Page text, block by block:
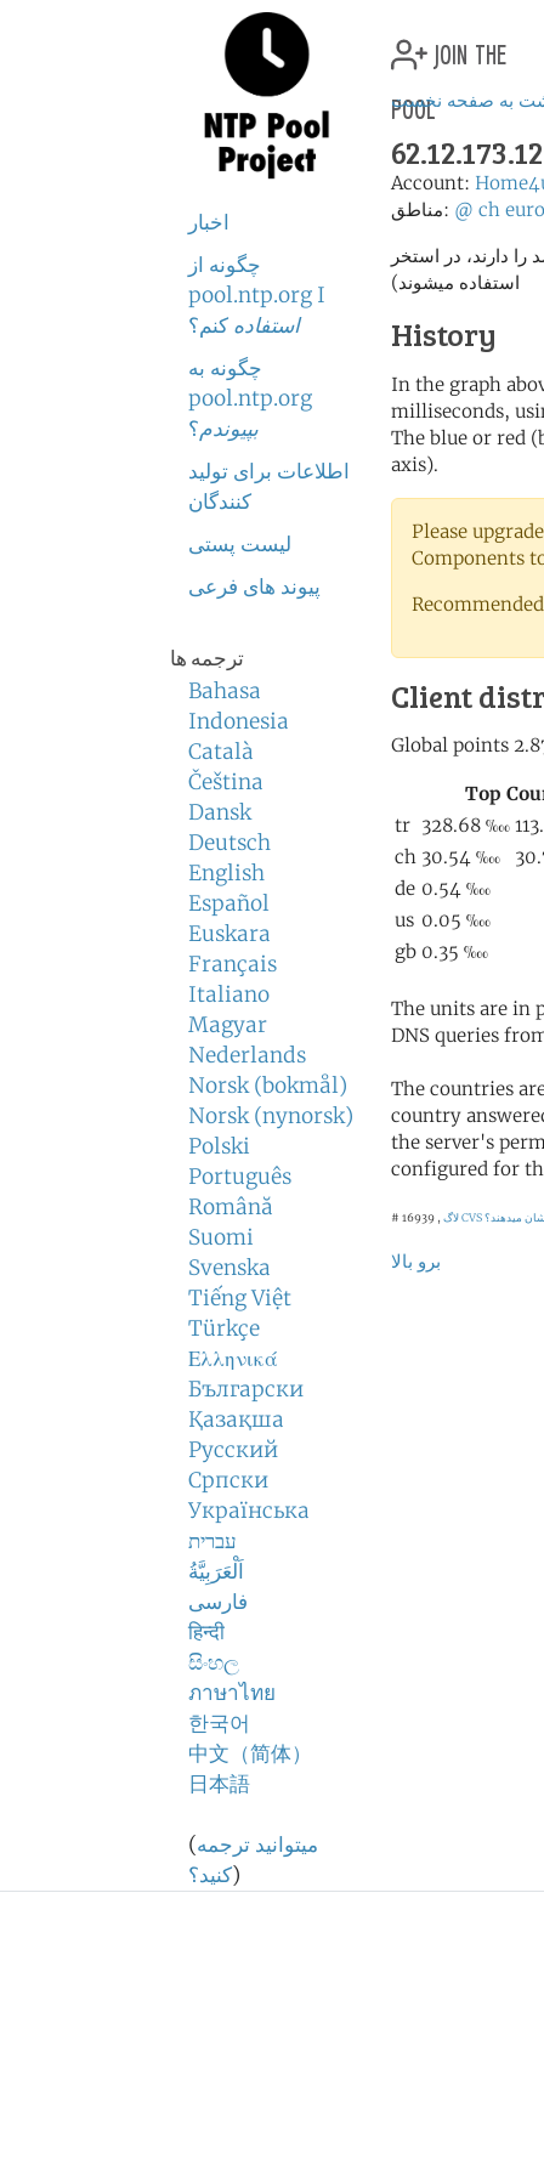
اخبار
چگونه از
pool.ntp.org I
استفاده کنم؟
چگونه به
pool.ntp.org
بپیوندم؟
اطلاعات برای تولید
کنندگان
لیست پستی
پیوند های فرعی
ترجمه ها
Bahasa
Indonesia
Català
Čeština
Dansk
Deutsch
English
Español
Euskara
Français
Italiano
Magyar
Nederlands
Norsk (bokmål)
Norsk (nynorsk)
Polski
Português
Română
Suomi
Svenska
Tiếng Việt
Türkçe
Ελληνικά
Български
Қазақша
Русский
Српски
Українська
עברית
اَلْعَرَبِيَّةُ
فارسی
हिन्दी
සිංහල
ภาษาไทย
한국어
中文（简体）
日本語
(میتوانید ترجمه
کنید؟)
join the
pool
به صفحه نخست
62.12.173.12
Account:
مناطق: @ ch
(فقط سرور هایی که امتیاز بالای 2 درصد را دارند، در استخر
استفاده میشوند)
History
In the graph
milliseconds,
The blue or red
axis).
Please
Components
Client
The units are in
DNS queries
The countries
country
the server's
configured for
# 16939 , لاگ CVSمیدهند؟
برو بالا